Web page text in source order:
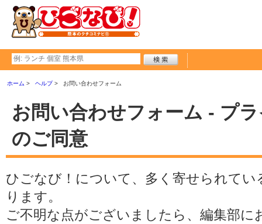
ホーム ヘルプ お問い合わせフォーム
お問い合わせフォーム - プ
のご同意
ひごなび！について、多く寄せられてい
ります。
ご不明な点がございましたら、編集部